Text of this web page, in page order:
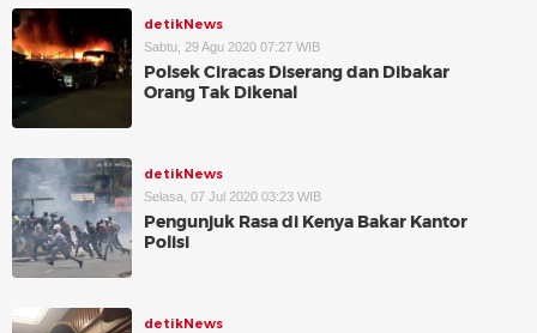
detikNews
Sabtu, 29 Agu 2020 07:27 WIB
Polsek Ciracas Diserang dan Dibakar
Orang Tak Dikenal
detikNews
Selasa, 07 Jul 2020 03:23 WIB
Pengunjuk Rasa di Kenya Bakar Kantor
Polisi
detikNews